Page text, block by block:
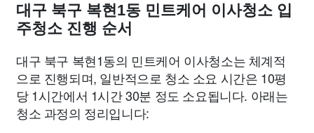
대구 북구 복현1동 민트케어 이사청소 입
주청소 진행 순서
대구 북구 복현1동의 민트케어 이사청소는 체계적
으로 진행되며, 일반적으로 청소 소요 시간은 10평
당 1시간에서 1시간 30분 정도 소요됩니다. 아래는
청소 과정의 정리입니다: